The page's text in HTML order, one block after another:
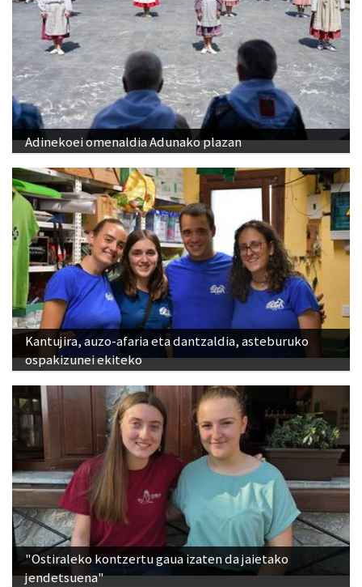
Adinekoei omenaldia Adunako plazan
Kantujira, auzo-afaria eta dantzaldia, asteburuko
ospakizunei ekiteko
"Ostiraleko kontzertu gaua izaten da jaietako
jendetsuena"